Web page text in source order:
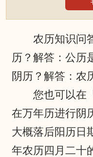
农历知识问答
历？解答：公历
阴历？解答：农
您也可以在『
在万年历进行阴
大概落后阳历日
年农历四月二十